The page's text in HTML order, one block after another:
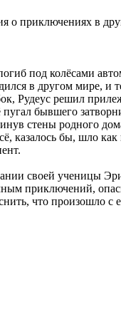
о приключениях в
под колёсами
в другом мире, и
Рудеус решил
бывшего
стены родного
казалось бы, шло как
своей ученицы
приключений,
что произошло